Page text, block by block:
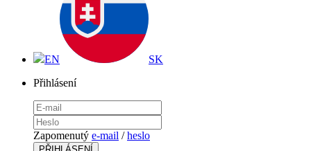
EN
SK
Přihlásení
Zapomenutý e-mail /heslo